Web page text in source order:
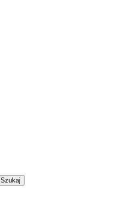
Szukaj